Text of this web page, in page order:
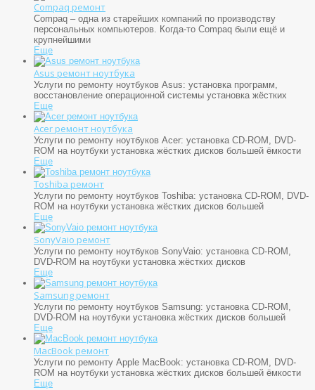
Compaq ремонт
Compaq – одна из старейших компаний по производству
персональных компьютеров. Когда-то Compaq были ещё и
крупнейшими
Еще
Asus ремонт ноутбука
Услуги по ремонту ноутбуков Asus: установка программ,
восстановление операционной системы установка жёстких
Еще
Acer ремонт ноутбука
Услуги по ремонту ноутбуков Acer: установка CD-ROM, DVD-
ROM на ноутбуки установка жёстких дисков большей ёмкости
Еще
Toshiba ремонт
Услуги по ремонту ноутбуков Toshiba: установка CD-ROM, DVD-
ROM на ноутбуки установка жёстких дисков большей
Еще
SonyVaio ремонт
Услуги по ремонту ноутбуков SonyVaio: установка CD-ROM,
DVD-ROM на ноутбуки установка жёстких дисков
Еще
Samsung ремонт
Услуги по ремонту ноутбуков Samsung: установка CD-ROM,
DVD-ROM на ноутбуки установка жёстких дисков большей
Еще
MacBook ремонт
Услуги по ремонту Apple MacBook: установка CD-ROM, DVD-
ROM на ноутбуки установка жёстких дисков большей ёмкости
Еще